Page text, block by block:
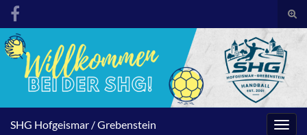
SHG Hofgeismar / Grebenstein